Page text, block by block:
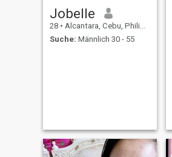
Jobelle
28 • Alcantara, Cebu, Philippinen
Suche: Männlich 30 - 55